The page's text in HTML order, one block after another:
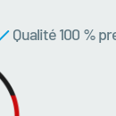
Qualité 100 %